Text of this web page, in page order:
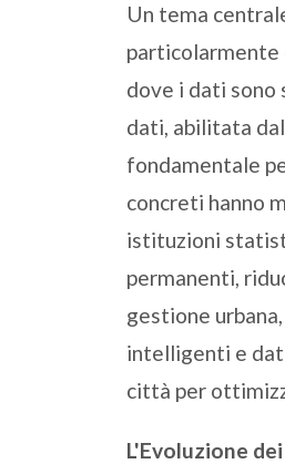
Un tema
particolarmente
dove i dati sono
dati, abilitata
fondamentale
concreti hanno
istituzioni
permanenti,
gestione
intelligenti e
città per
L'Evoluzione